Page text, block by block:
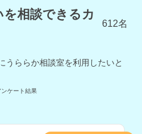
相談できるカ
612名
うららか相談室を利用したいと
ンケート結果